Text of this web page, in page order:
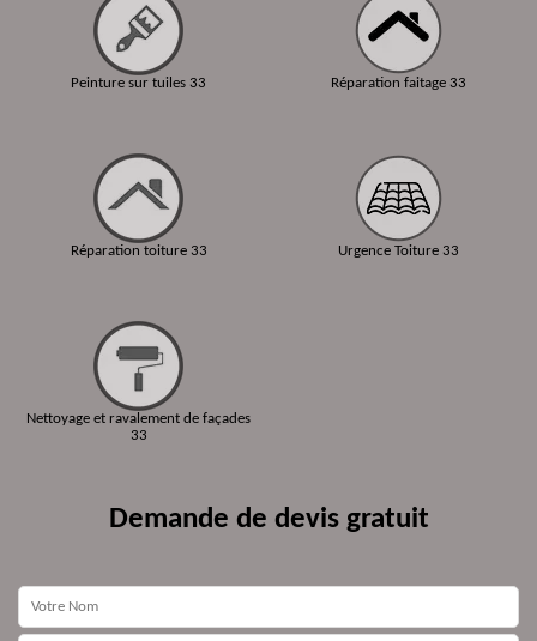
Peinture sur tuiles 33
Réparation toiture 33
Nettoyage et ravalement de façades
33
Réparation faitage 33
Urgence Toiture 33
Demande de devis gratuit